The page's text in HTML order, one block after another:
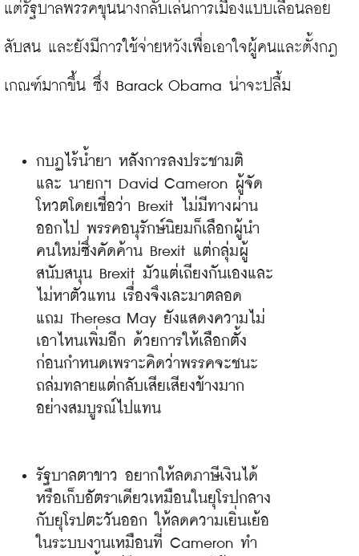
แต่รัฐบาลพรรคขุนนางกลับเล่นการเมืองแบบเลื่อนลอย
สับสน และยังมีการใช้จ่ายหวังเพื่อเอาใจผู้คนและตั้งกฎ
กบฏไร้น้ำยา หลังการลงประชามติ
และ นายกฯ David Cameron ผู้จัด
โหวตโดยเชื่อว่า Brexit ไม่มีทางผ่าน
ออกไป พรรคอนุรักษ์นิยมก็เลือกผู้นำ
คนใหม่ซึ่งคัดค้าน Brexit แต่กลุ่มผู้
สนับสนุน Brexit มัวแต่เถียงกันเองและ
ไม่หาตัวแทน เรื่องจึงเละมาตลอด
แถม Theresa May ยังแสดงความไม่
เอาไหนเพิ่มอีก ด้วยการให้เลือกตั้ง
ก่อนกำหนดเพราะคิดว่าพรรคจะชนะ
ถล่มทลายแต่กลับเสียเสียงข้างมาก
อย่างสมบูรณ์ไปแทน
รัฐบาลตาขาว อยากให้ลดภาษีเงินได้
หรือเก็บอัตราเดียวเหมือนในยุโรปกลาง
กับยุโรปตะวันออก ให้ลดความเยิ่นเย้อ
ในระบบงานเหมือนที่ Cameron ทำ